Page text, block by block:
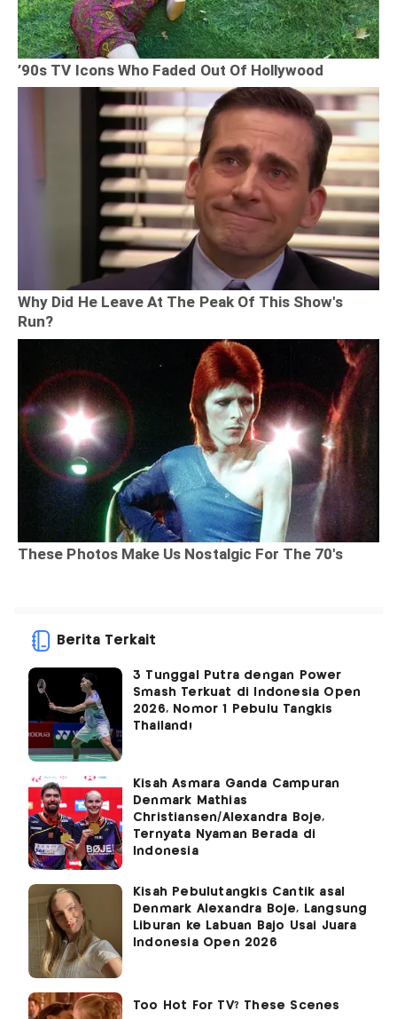
Berita Terkait
3 Tunggal Putra dengan Power
Smash Terkuat di Indonesia Open
2026, Nomor 1 Pebulu Tangkis
Thailand!
Kisah Asmara Ganda Campuran
Denmark Mathias
Christiansen/Alexandra Boje,
Ternyata Nyaman Berada di
Indonesia
Kisah Pebulutangkis Cantik asal
Denmark Alexandra Boje, Langsung
Liburan ke Labuan Bajo Usai Juara
Indonesia Open 2026